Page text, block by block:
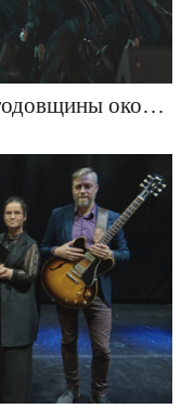
Концерт в честь 80-летней годовщины окончания Второй мировой войны